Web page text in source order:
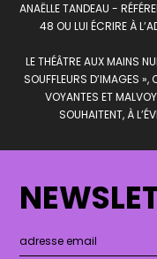
ANAËLLE TANDEAU -
48 OU LUI ÉCRIRE À
LE THÉÂTRE AUX MAINS
SOUFFLEURS D’IMAGES »,
VOYANTES ET
SOUHAITENT, À